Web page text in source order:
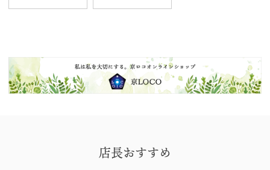
店長おすすめ